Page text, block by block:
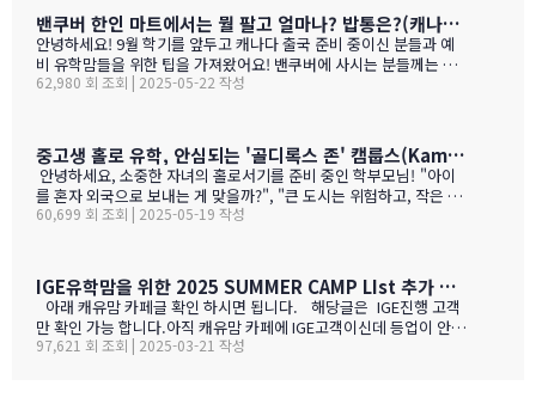
나가 술을 마트,편의점에서 팔지 않고 따로 리쿼스토어나 와인 N 비
어 스토어만 가야 살수 있다는 것이죠.하여간 이번에는 BC와인 장점
을 한번 알아볼게요. GPT가 정리 해본 글이에요. 한번 보세요.그리고
어떤 와인이 있나? 아래 사진으로 함 보세요.ㅎㅎ 그리고 밴쿠버에서
파는 한국 소주 종류와 가격도 함 보세요. 당연 한국보다 비싸죠!!!1.
0-15 % 길고, 일교차가 커 산도가 살아 있음. 서늘한 밤 덕분에 과일
향이 …
밴쿠버 한인 마트에서는 뭘 팔고 얼마나? 밥통은?(캐나다 출국 준비 중이신 분들과 예비 유학맘들을 위한)
안녕하세요! 9월 학기를 앞두고 캐나다 출국 준비 중이신 분들과 예
비 유학맘들을 위한 팁을 가져왔어요! 밴쿠버에 사시는 분들께는 이
미 익숙한 정보일 수도 있지만, 처음 가시는 분들께는 정말 유용할 거
하지만, 밴쿠버 지역에서는 한남마트도 있죠. (홍보글 절대 아님 ㅋ
ㅋ)사진들을 보시면서 가격대와 어떤 물건들이 있는지 미리 체크해
보세요!특히 주목할 점은 전기밥솥인데요, 한국에서 가져간 제품은
전압이 달라서 사용할 수 없어서 어쩔 수 없이 현지에서 새로 구입해
야 하는 것중 하나 일수 있죠? 하기는 요새는 워낙 밥들을 먹지 않다
62,980 회 조회 | 2025-05-22 작성
중고생 홀로 유학, 안심되는 '골디록스 존' 캠룹스(Kamloops)가 정답입니다
를 혼자 외국으로 보내는 게 맞을까?", "큰 도시는 위험하고, 작은 도
시는 교육환경이 부족할까?" 이런 고민으로 밤잠 설치시죠? 오늘은
록스 존이란 '너무 크지도 작지도 않은, 딱 적당한 환경'을 말해요. 아
이 혼자 유학가기에 캠룹스가 딱 맞는 이유, 함께 알아볼까요? ?️ 아
이 혼자서도 쉽게 적응할 수 있는 도시 규모 인구 약 1…
60,699 회 조회 | 2025-05-19 작성
IGE유학맘을 위한 2025 SUMMER CAMP LIst 추가 되었습니다.
아래 캐유맘 카페글 확인 하시면 됩니다. 해당글은 IGE진행 고객
만 확인 가능 합니다.아직 캐유맘 카페에 IGE고객이신데 등업이 안된
분들은 등업 신청 해주시기 바랍니다. 해당글 바로 가기 --> http
97,621 회 조회 | 2025-03-21 작성